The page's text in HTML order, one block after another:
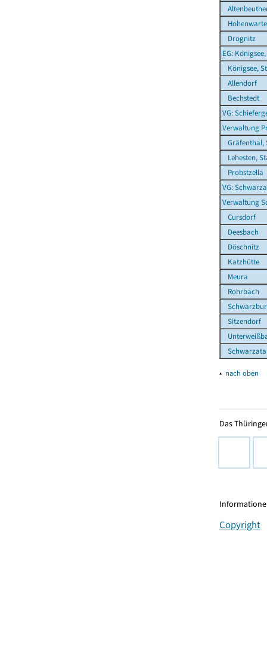
Hohenwarte
Drognitz
EG:
Königsee,
Allendorf
Bechstedt
VG:
Verwaltung
Gräfenthal,
Lehesten,
Probstzella
VG:
Verwaltung
Cursdorf
Deesbach
Döschnitz
Katzhütte
Meura
Rohrbach
Sitzendorf
▴ nach oben
Das
Copyright